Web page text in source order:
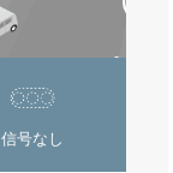
信号なし